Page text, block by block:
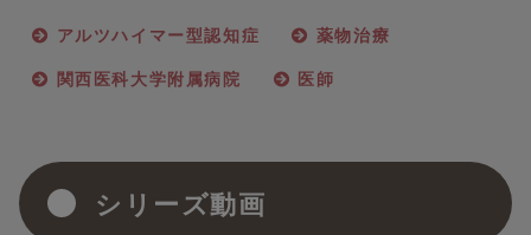
アルツハイマー型認知症
薬物治療
関西医科大学附属病院
医師
シリーズ動画